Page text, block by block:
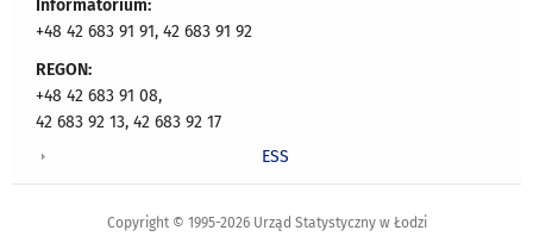
Informatorium:
+48 42 683 91 91, 42 683 91 92
REGON:
+48 42 683 91 08,
42 683 92 13, 42 683 92 17
ESS
Copyright © 1995-2026 Urząd Statystyczny w Łodzi